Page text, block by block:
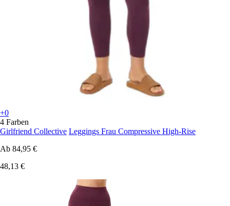
+0
4 Farben
Girlfriend Collective Leggings Frau Compressive High-Rise
Ab 84,95 €
48,13 €